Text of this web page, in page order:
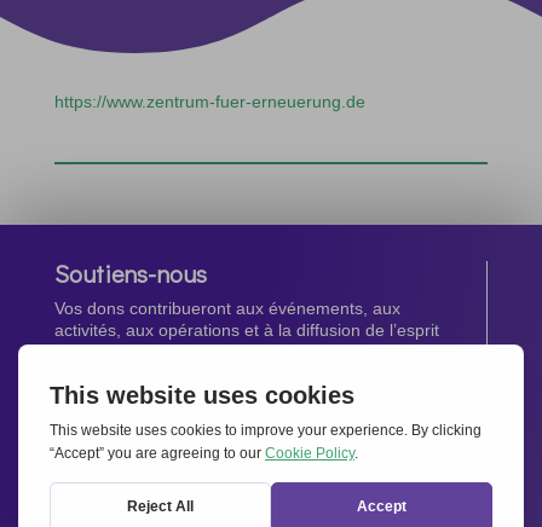
https://www.zentrum-fuer-erneuerung.de
Soutiens-nous
Vos dons contribueront aux événements, aux
activités, aux opérations et à la diffusion de l’esprit
Newsletter